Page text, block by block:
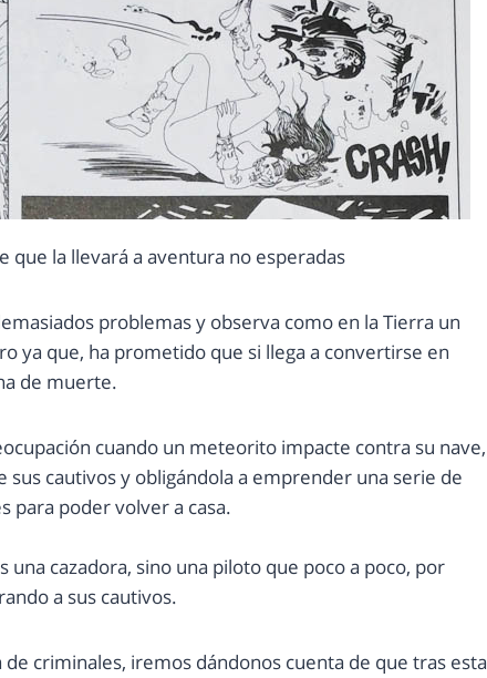
que la llevará a aventura no esperadas
problemas y observa como en la Tierra un
ya que, ha prometido que si llega a convertirse en
de muerte.
cuando un meteorito impacte contra su nave,
cautivos y obligándola a emprender una serie de
para poder volver a casa.
una cazadora, sino una piloto que poco a poco, por
a sus cautivos.
criminales, iremos dándonos cuenta de que tras esta